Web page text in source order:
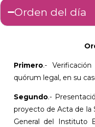
Orden del día
Primero.-
quórum legal, en su
Segundo.-
proyecto de Acta de la
General del Instituto